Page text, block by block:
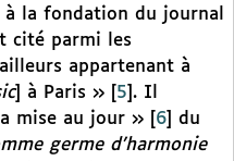
la fondation du journal
cité parmi les
appartenant à
] à Paris » 5 . Il
mise au jour »
6
du
germe d’harmonie